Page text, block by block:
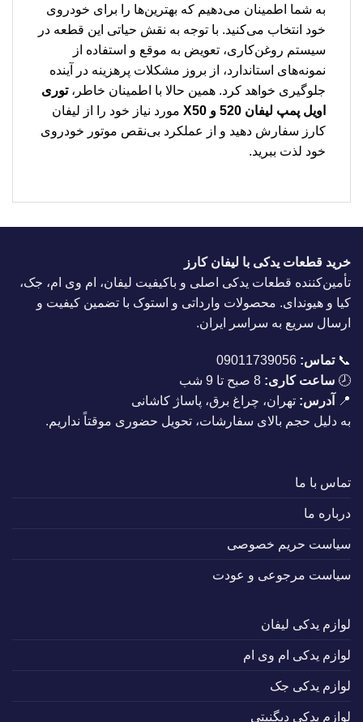
به شما اطمینان می‌دهیم که بهترین‌ها را برای خودروی
خود انتخاب می‌کنید. با توجه به نقش حیاتی این قطعه در
سیستم روغن‌کاری، تعویض به موقع و استفاده از
نمونه‌های استاندارد، از بروز مشکلات پرهزینه در آینده
جلوگیری خواهد کرد. همین حالا با اطمینان خاطر،توری
اویل پمپ لیفان 520 و X50
مورد نیاز خود را از لیفان
کارز سفارش دهید و از عملکرد بی‌نقص موتور خودروی
خود لذت ببرید.
خرید قطعات یدکی با لیفان کارز
تأمین‌کننده قطعات یدکی اصلی و باکیفیت لیفان، ام وی ام، جک،
کیا و هیوندای. محصولات وارداتی و استوک با تضمین کیفیت و
ارسال سریع به سراسر ایران.
📞تماس: 09011739056
🕗 ساعت کاری:
📍
آدرس: تهران، چراغ برق، پاساژ کاشانی
به دلیل حجم بالای سفارشات، تحویل حضوری موقتاً نداریم.
تماس با ما
درباره ما
سیاست حریم خصوصی
سیاست مرجوعی و عودت
لوازم یدکی لیفان
لوازم یدکی ام وی ام
لوازم یدکی جک
لوازم یدکی دیگنیتی